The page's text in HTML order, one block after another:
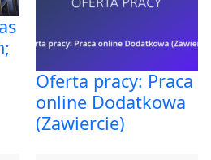
Oferta pracy: Praca
online Dodatkowa
(Zawiercie)